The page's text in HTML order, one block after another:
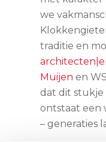
we
traditie en
Muijen en
dat dit
ontstaat een
– generaties